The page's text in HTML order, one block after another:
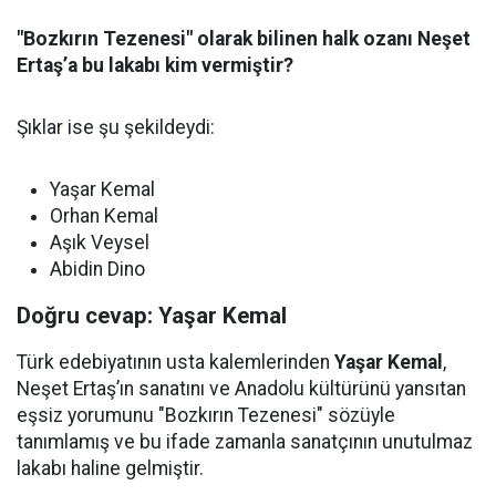
"Bozkırın Tezenesi" olarak bilinen halk ozanı Neşet
Ertaş’a bu lakabı kim vermiştir?
Şıklar ise şu şekildeydi:
Yaşar Kemal
Orhan Kemal
Aşık Veysel
Abidin Dino
Doğru cevap: Yaşar Kemal
Türk edebiyatının usta kalemlerinden Yaşar Kemal ,
Neşet Ertaş’ın sanatını ve Anadolu kültürünü yansıtan
eşsiz yorumunu "Bozkırın Tezenesi" sözüyle
tanımlamış ve bu ifade zamanla sanatçının unutulmaz
lakabı haline gelmiştir.